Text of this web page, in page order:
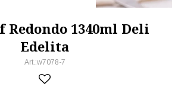
Redondo 1340ml Deli
Edelita
w7078-7